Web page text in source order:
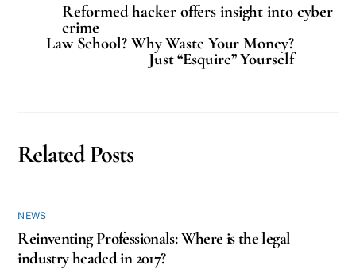
Reformed hacker offers insight into cyber
crime
Law School? Why Waste Your Money?
Just “Esquire” Yourself
Related Posts
NEWS
Reinventing Professionals: Where is the legal
industry headed in 2017?